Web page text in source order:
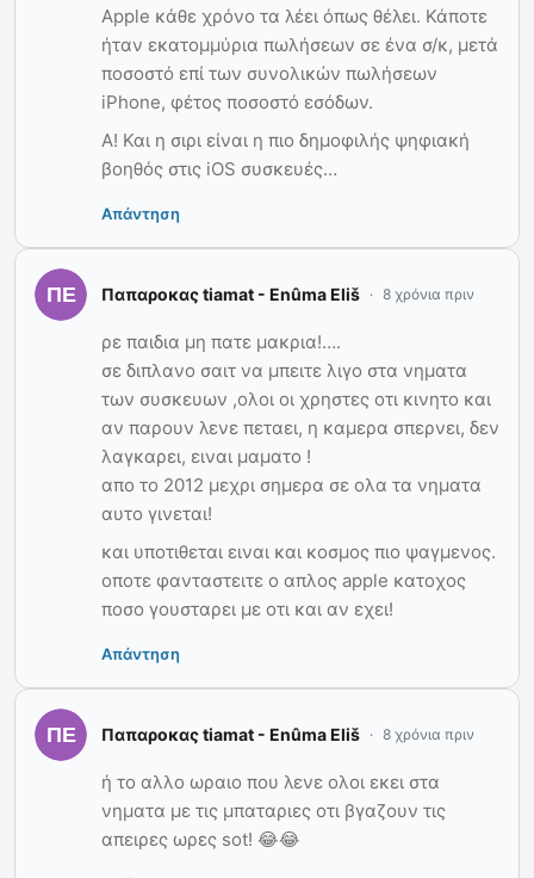
Apple κάθε χρόνο τα λέει όπως θέλει. Κάποτε
ήταν εκατομμύρια πωλήσεων σε ένα σ/κ, μετά
ποσοστό επί των συνολικών πωλήσεων
iPhone, φέτος ποσοστό εσόδων.
Α! Και η σιρι είναι η πιο δημοφιλής ψηφιακή
βοηθός στις iOS συσκευές…
Απάντηση
Παπαροκας tiamat - Enûma Eliš 8 χρόνια πριν
ρε παιδια μη πατε μακρια!….
σε διπλανο σαιτ να μπειτε λιγο στα νηματα
των συσκευων ,ολοι οι χρηστες οτι κινητο και
αν παρουν λενε πεταει, η καμερα σπερνει, δεν
λαγκαρει, ειναι μαματο !
απο το 2012 μεχρι σημερα σε ολα τα νηματα
αυτο γινεται!
και υποτιθεται ειναι και κοσμος πιο ψαγμενος.
οποτε φανταστειτε ο απλος apple κατοχος
ποσο γουσταρει με οτι και αν εχει!
Απάντηση
Παπαροκας tiamat - Enûma Eliš 8 χρόνια πριν
ή το αλλο ωραιο που λενε ολοι εκει στα
νηματα με τις μπαταριες οτι βγαζουν τις
απειρες ωρες sot! 😂😂